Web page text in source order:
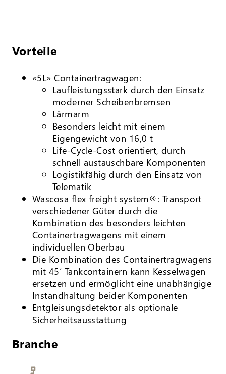
Vorteile
«5L» Containertragwagen:
Laufleistungsstark durch den Einsatz
moderner Scheibenbremsen
Lärmarm
Besonders leicht mit einem
Eigengewicht von 16,0 t
Life-Cycle-Cost orientiert, durch
schnell austauschbare Komponenten
Logistikfähig durch den Einsatz von
Telematik
Wascosa flex freight system®: Transport
verschiedener Güter durch die
Kombination des besonders leichten
Containertragwagens mit einem
individuellen Oberbau
Die Kombination des Containertragwagens
mit 45‘ Tankcontainern kann Kesselwagen
ersetzen und ermöglicht eine unabhängige
Instandhaltung beider Komponenten
Entgleisungsdetektor als optionale
Sicherheitsausstattung
Branche